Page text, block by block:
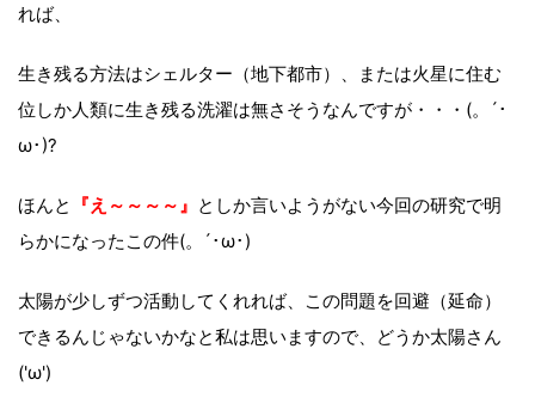
れば、
生き残る方法はシェルター（地下都市）、または火星に住む
位しか人類に生き残る洗濯は無さそうなんですが・・・(。´･
ω･)?
ほんと 『え～～～～』 としか言いようがない今回の研究で明
らかになったこの件(。´･ω･)
太陽が少しずつ活動してくれれば、この問題を回避（延命）
できるんじゃないかなと私は思いますので、どうか太陽さん
('ω')